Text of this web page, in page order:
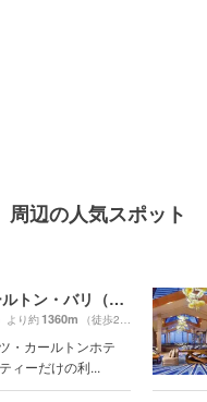
辺の人気スポット
ザ・リッツ・カールトン・バリ（The Ritz-Carlton, Bali）
より約1360m （徒歩23分）
・カールトンホテ
ィーだけの利...